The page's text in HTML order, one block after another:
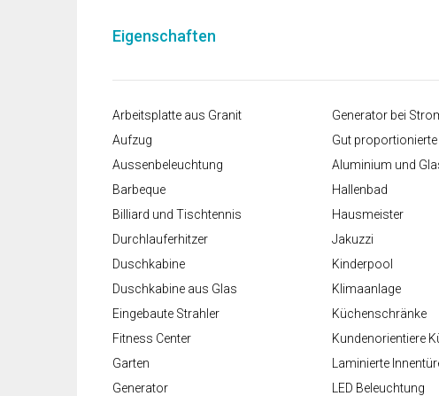
Eigenschaften
Arbeitsplatte aus Granit
Aufzug
Aussenbeleuchtung
Barbeque
Billiard und Tischtennis
Durchlauferhitzer
Duschkabine
Duschkabine aus Glas
Eingebaute Strahler
Fitness Center
Garten
Generator
Generator bei
Gut
Aluminium und
Hallenbad
Hausmeister
Jakuzzi
Kinderpool
Klimaanlage
Küchenschränke
Kundenorientiere
Laminierte
LED Beleuchtung